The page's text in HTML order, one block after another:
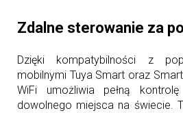
Zdalne sterowanie za
Dzięki kompatybilności z
mobilnymi Tuya Smart oraz Smart
WiFi umożliwia pełną
dowolnego miejsca na świecie.